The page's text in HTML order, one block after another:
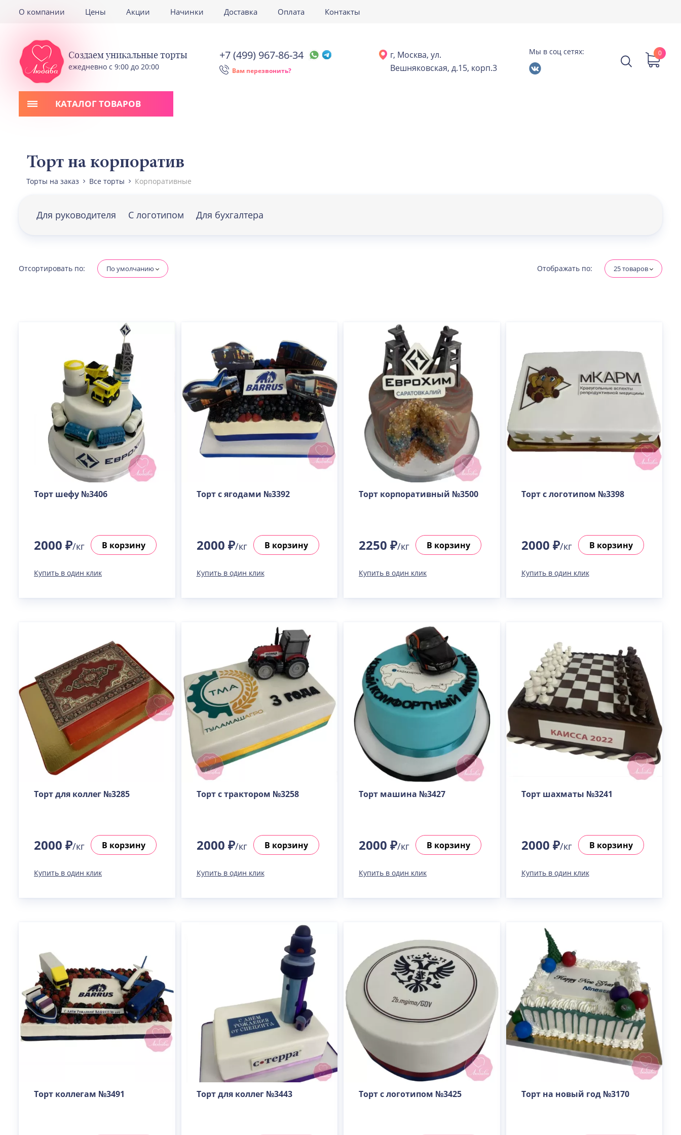
О компании Цены Акции Начинки Доставка Оплата Контакты
Создаем уникальные торты
ежедневно с 9:00 до 20:00
+7 (499) 967-86-34
Вам перезвонить?
г, Москва, ул.
Вешняковская, д.15, корп.3
Мы в соц сетях: 0
КАТАЛОГ ТОВАРОВ
Вес(кг) Человек
Количество ярусов
При выборе яруса вес изменится
Торт на корпоратив
Торты на заказ Все торты Корпоративные
Для руководителя С логотипом Для бухгалтера
Отсортировать по: По умолчанию Отображать по: 25 товаров
Торт шефу №3406
2000 ₽/кг В корзину
Купить в один клик
Торт с ягодами №3392
2000 ₽/кг В корзину
Купить в один клик
Торт корпоративный №3500
2250 ₽/кг В корзину
Купить в один клик
Торт с логотипом №3398
2000 ₽/кг В корзину
Купить в один клик
Торт для коллег №3285
2000 ₽/кг В корзину
Купить в один клик
Торт с трактором №3258
2000 ₽/кг В корзину
Купить в один клик
Торт машина №3427
2000 ₽/кг В корзину
Купить в один клик
Торт шахматы №3241
2000 ₽/кг В корзину
Купить в один клик
Торт коллегам №3491 Торт для коллег №3443 Торт с логотипом №3425 Торт на новый год №3170